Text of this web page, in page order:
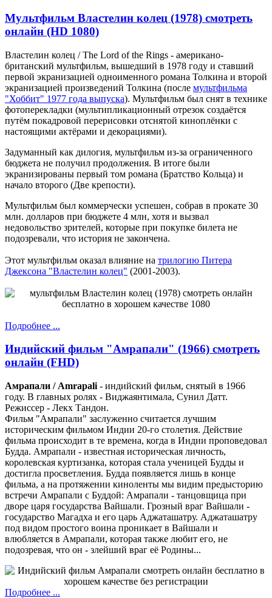
Мультфильм Властелин колец (1978) смотреть
онлайн (HD 1080)
Властелин колец / The Lord of the Rings - американо-
британский мультфильм, вышедший в 1978 году и ставший
первой экранизацией одноименного романа Толкина и второй
экранизацией произведений Толкина (после мультфильма
"Хоббит" 1977 года выпуска). Мультфильм был снят в технике
фотоперекладки (мультипликационный отрезок создаётся
путём покадровой перерисовки отснятой киноплёнки с
настоящими актёрами и декорациями).
Задуманный как дилогия, мультфильм из-за ограниченного
бюджета не получил продолжения. В итоге были
экранизированы первый том романа (Братство Кольца) и
начало второго (Две крепости).
Мультфильм был коммерчески успешен, собрав в прокате 30
млн. долларов при бюджете 4 млн, хотя и вызвал
недовольство зрителей, которые при покупке билета не
подозревали, что история не закончена.
Этот мультфильм оказал влияние на трилогию Питера
Джексона "Властелин колец" (2001-2003).
Подробнее ...
Индийский фильм "Амрапали" (1966) смотреть
онлайн (FHD)
Амрапали / Amrapali - индийский фильм, снятый в 1966
году. В главных ролях - Виджаянтимала, Сунил Датт.
Режиссер - Лекх Тандон.
Фильм "Амрапали" заслуженно считается лучшим
историческим фильмом Индии 20-го столетия. Действие
фильма происходит в те времена, когда в Индии проповедовал
Будда. Амрапали - известная историческая личность,
королевская куртизанка, которая стала ученицей Будды и
достигла просветления. Будда появляется лишь в конце
фильма, а на протяжении киноленты мы видим предысторию
встречи Амрапали с Буддой: Амрапали - танцовщица при
дворе царя государства Вайшали. Грозный враг Вайшали -
государство Магадха и его царь Аджаташатру. Аджаташатру
под видом простого воина проникает в Вайшали и
влюбляется в Амрапали, которая также любит его, не
подозревая, что он - злейший враг её Родины...
Подробнее ...